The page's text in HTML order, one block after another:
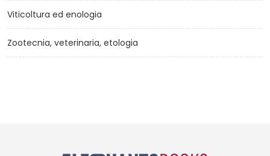
Viticoltura ed enologia
Zootecnia, veterinaria, etologia